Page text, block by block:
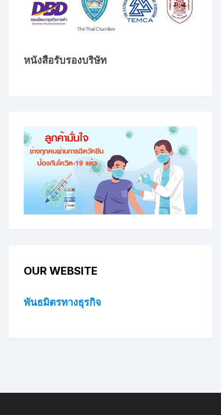
หนังสือรับรองบริษัท
OUR WEBSITE
พันธมิตรทางธุรกิจ